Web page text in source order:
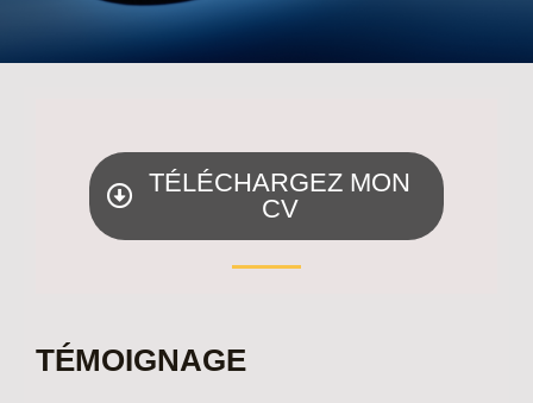
TÉLÉCHARGEZ MON
CV
TÉMOIGNAGE